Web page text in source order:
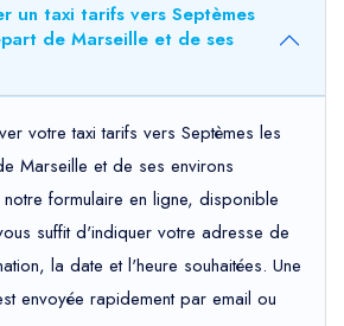
un taxi tarifs vers Septèmes
de Marseille et de ses
votre taxi tarifs vers Septèmes les
Marseille et de ses environs
formulaire en ligne, disponible
suffit d'indiquer votre adresse de
la date et l'heure souhaitées. Une
envoyée rapidement par email ou